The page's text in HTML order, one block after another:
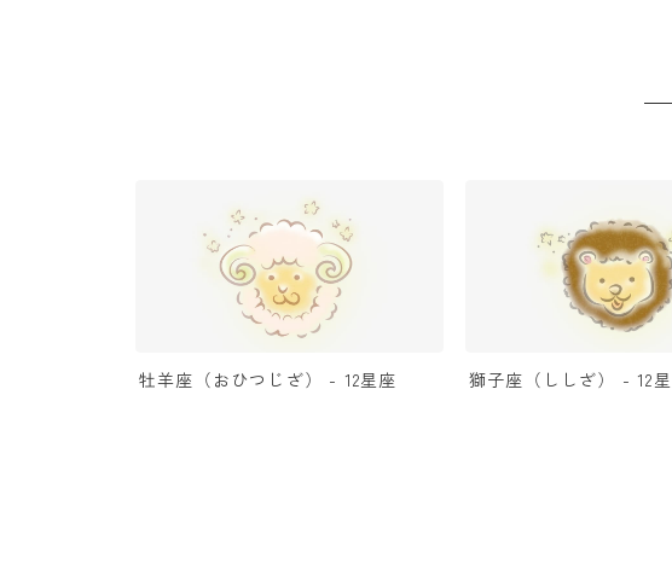
牡羊座（おひつじざ） - 12星座 獅子座（ししざ） - 12